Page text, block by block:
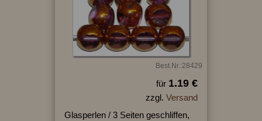
Best.Nr.:28429
für 1.19 €
zzgl. Versand
Glasperlen / 3 Seiten geschliffen,